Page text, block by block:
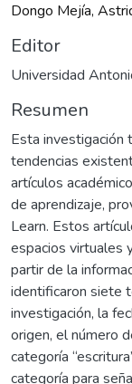
Dongo Mejía,
Editor
Universidad
Resumen
Esta investigación
tendencias
artículos
de aprendizaje,
Learn. Estos
espacios virtuales
partir de la
identificaron siete
investigación, la
origen, el número
categoría
categoría para